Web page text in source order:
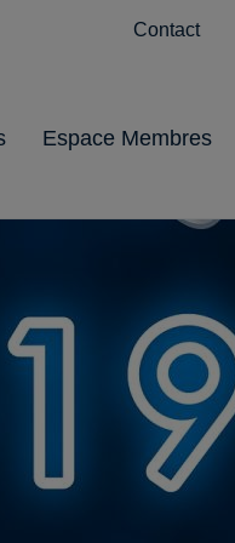
Contact
Espace Membres
Obligations
Pratiques
Impôts et Taxes
Gestion du
Pandémie